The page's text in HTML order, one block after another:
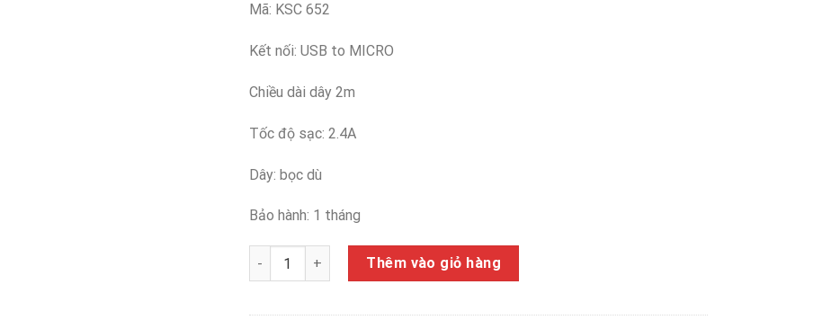
Mã: KSC 652
Kết nối: USB to MICRO
Chiều dài dây 2m
Tốc độ sạc: 2.4A
Dây: bọc dù
Bảo hành: 1 tháng
CÁP SẠC NHANH 2.4A dài 2 mét KAKU KSC 652 USB to MICRO số lượng
Thêm vào giỏ hàng